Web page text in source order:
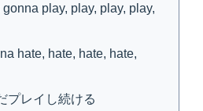
play, play, play, play,
hate, hate, hate, hate,
プレイし続ける